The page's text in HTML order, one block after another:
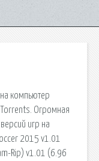
на компьютер
Torrents. Огромная
игр на
2015 v1.01
Rip) v1.01 (6.96